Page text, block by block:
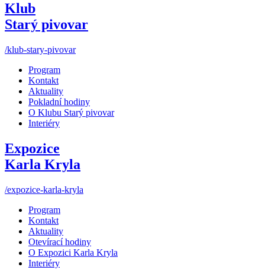
Klub
Starý pivovar
/klub-stary-pivovar
Program
Kontakt
Aktuality
Pokladní hodiny
O Klubu Starý pivovar
Interiéry
Expozice
Karla Kryla
/expozice-karla-kryla
Program
Kontakt
Aktuality
Otevírací hodiny
O Expozici Karla Kryla
Interiéry